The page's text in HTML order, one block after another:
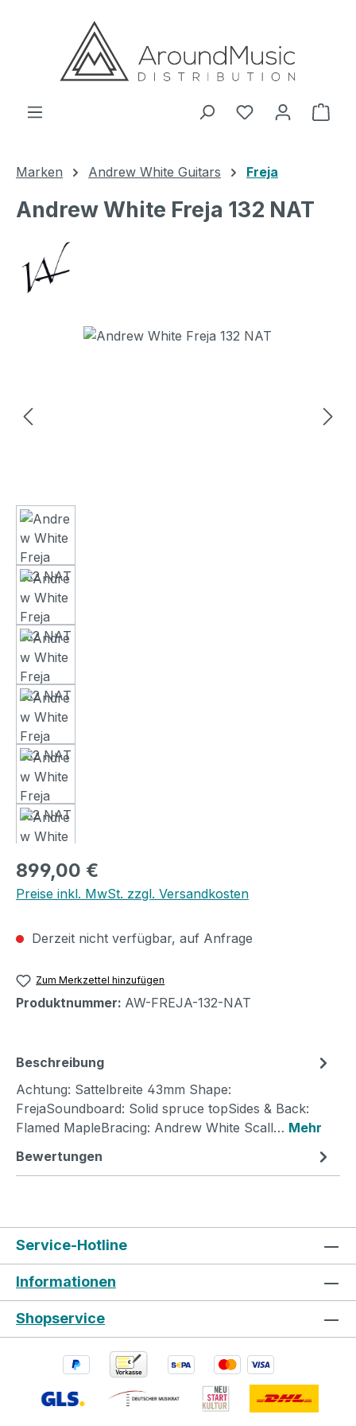
Zum Hauptinhalt springen
Marken Andrew White Guitars Freja
Andrew White Freja 132 NAT
Bildergalerie überspringen
Regulärer Preis:
899,00 €
Preise inkl. MwSt. zzgl. Versandkosten
Derzeit nicht verfügbar, auf Anfrage
Zum Merkzettel hinzufügen
Produktnummer: AW-FREJA-132-NAT
Beschreibung
Achtung: Sattelbreite 43mm Shape:
FrejaSoundboard: Solid spruce topSides & Back:
Flamed MapleBracing: Andrew White Scall… Mehr
Bewertungen
Service-Hotline
Informationen
Shopservice